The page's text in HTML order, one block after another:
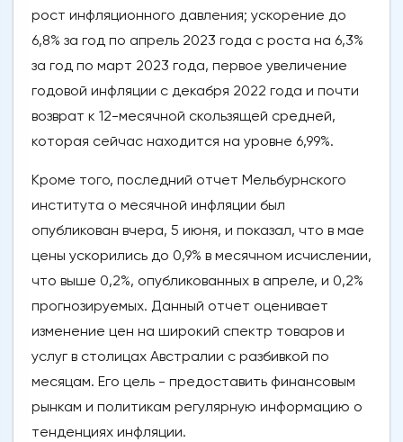
рост инфляционного давления; ускорение до
6,8% за год по апрель 2023 года с роста на 6,3%
за год по март 2023 года, первое увеличение
годовой инфляции с декабря 2022 года и почти
возврат к 12-месячной скользящей средней,
которая сейчас находится на уровне 6,99%.
Кроме того, последний отчет Мельбурнского
института о месячной инфляции был
опубликован вчера, 5 июня, и показал, что в мае
цены ускорились до 0,9% в месячном исчислении,
что выше 0,2%, опубликованных в апреле, и 0,2%
прогнозируемых. Данный отчет оценивает
изменение цен на широкий спектр товаров и
услуг в столицах Австралии с разбивкой по
месяцам. Его цель - предоставить финансовым
рынкам и политикам регулярную информацию о
тенденциях инфляции.